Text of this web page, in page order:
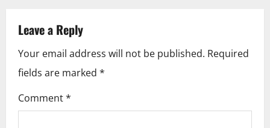
a
v
i
g
Leave a Reply
Your email address will not be published. Required
fields are marked *
Comment*